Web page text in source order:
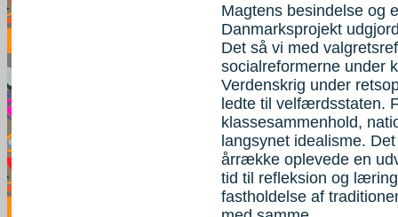
Magtens besindelse og
Danmarksprojekt
Det så vi med
socialreformerne under
Verdenskrig under
ledte til velfærdsstaten.
klassesammenhold,
langsynet idealisme.
årrække oplevede en
tid til refleksion og
fastholdelse af